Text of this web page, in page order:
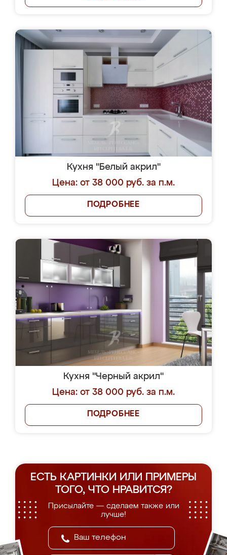
Кухня "Белый акрил"
Цена: от 38 000 руб. за п.м.
ПОДРОБНЕЕ
Кухня "Черный акрил"
Цена: от 38 000 руб. за п.м.
ПОДРОБНЕЕ
ЕСТЬ КАРТИНКИ ИЛИ ПРИМЕРЫ
ТОГО, ЧТО НРАВИТСЯ?
Присылайте — сделаем также или
лучше!